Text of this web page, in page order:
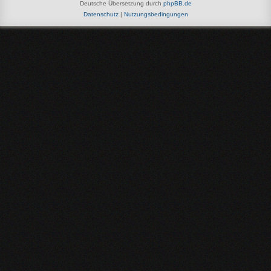
Deutsche Übersetzung durch phpBB.de
Datenschutz| Nutzungsbedingungen